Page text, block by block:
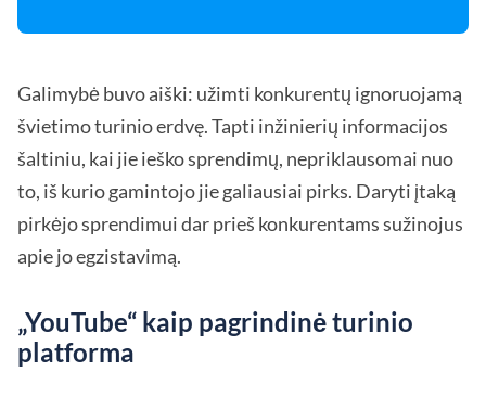
Galimybė buvo aiški: užimti konkurentų ignoruojamą
švietimo turinio erdvę. Tapti inžinierių informacijos
šaltiniu, kai jie ieško sprendimų, nepriklausomai nuo
to, iš kurio gamintojo jie galiausiai pirks. Daryti įtaką
pirkėjo sprendimui dar prieš konkurentams sužinojus
apie jo egzistavimą.
„YouTube“ kaip pagrindinė turinio
platforma